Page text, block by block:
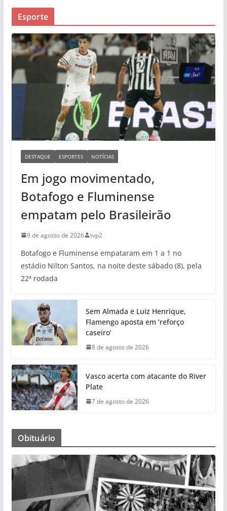
Esporte
DESTAQUE ESPORTES NOTÍCIAS
Em jogo movimentado,
Botafogo e Fluminense
empatam pelo Brasileirão
9 de agosto de 2026 tvp2
Botafogo e Fluminense empataram em 1 a 1 no
estádio Nilton Santos, na noite deste sábado (8), pela
22ª rodada
Sem Almada e Luiz Henrique,
Flamengo aposta em ‘reforço
caseiro’
8 de agosto de 2026
Vasco acerta com atacante do River
Plate
7 de agosto de 2026
Obituário